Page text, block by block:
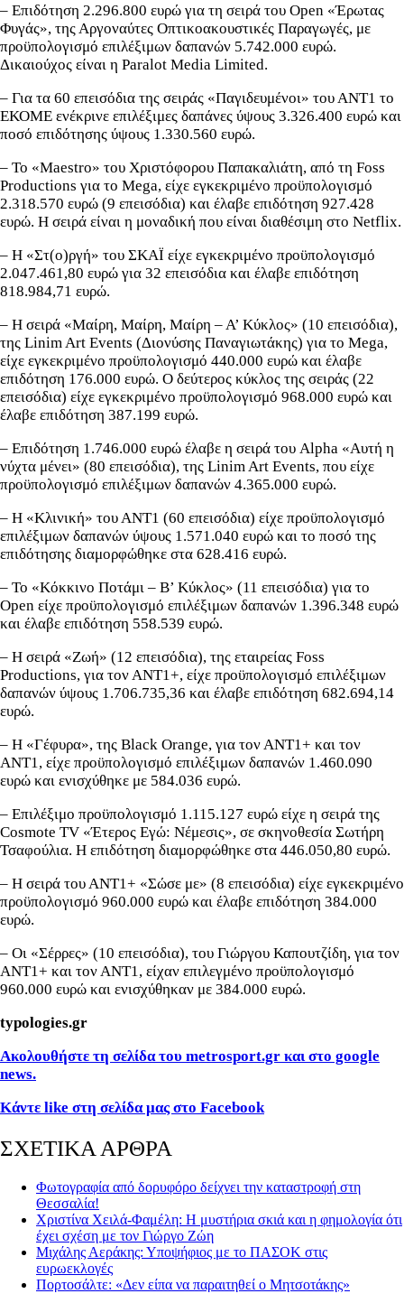
– Επιδότηση 2.296.800 ευρώ για τη σειρά του Open «Έρωτας
Φυγάς», της Αργοναύτες Οπτικοακουστικές Παραγωγές, με
προϋπολογισμό επιλέξιμων δαπανών 5.742.000 ευρώ.
Δικαιούχος είναι η Paralot Media Limited.
– Για τα 60 επεισόδια της σειράς «Παγιδευμένοι» του ΑΝΤ1 το
ΕΚΟΜΕ ενέκρινε επιλέξιμες δαπάνες ύψους 3.326.400 ευρώ και
ποσό επιδότησης ύψους 1.330.560 ευρώ.
– Το «Maestro» του Χριστόφορου Παπακαλιάτη, από τη Foss
Productions για το Mega, είχε εγκεκριμένο προϋπολογισμό
2.318.570 ευρώ (9 επεισόδια) και έλαβε επιδότηση 927.428
ευρώ. Η σειρά είναι η μοναδική που είναι διαθέσιμη στο Netflix.
– H «Στ(ο)ργή» του ΣΚΑΪ είχε εγκεκριμένο προϋπολογισμό
2.047.461,80 ευρώ για 32 επεισόδια και έλαβε επιδότηση
818.984,71 ευρώ.
– Η σειρά «Μαίρη, Μαίρη, Μαίρη – Α’ Κύκλος» (10 επεισόδια),
της Linim Art Events (Διονύσης Παναγιωτάκης) για το Mega,
είχε εγκεκριμένο προϋπολογισμό 440.000 ευρώ και έλαβε
επιδότηση 176.000 ευρώ. Ο δεύτερος κύκλος της σειράς (22
επεισόδια) είχε εγκεκριμένο προϋπολογισμό 968.000 ευρώ και
έλαβε επιδότηση 387.199 ευρώ.
– Επιδότηση 1.746.000 ευρώ έλαβε η σειρά του Alpha «Αυτή η
νύχτα μένει» (80 επεισόδια), της Linim Art Events, που είχε
προϋπολογισμό επιλέξιμων δαπανών 4.365.000 ευρώ.
– Η «Κλινική» του ΑΝΤ1 (60 επεισόδια) είχε προϋπολογισμό
επιλέξιμων δαπανών ύψους 1.571.040 ευρώ και το ποσό της
επιδότησης διαμορφώθηκε στα 628.416 ευρώ.
– Το «Κόκκινο Ποτάμι – Β’ Κύκλος» (11 επεισόδια) για το
Open είχε προϋπολογισμό επιλέξιμων δαπανών 1.396.348 ευρώ
και έλαβε επιδότηση 558.539 ευρώ.
– Η σειρά «Ζωή» (12 επεισόδια), της εταιρείας Foss
Productions, για τον ΑΝΤ1+, είχε προϋπολογισμό επιλέξιμων
δαπανών ύψους 1.706.735,36 και έλαβε επιδότηση 682.694,14
ευρώ.
– Η «Γέφυρα», της Black Orange, για τον ΑΝΤ1+ και τον
ΑΝΤ1, είχε προϋπολογισμό επιλέξιμων δαπανών 1.460.090
ευρώ και ενισχύθηκε με 584.036 ευρώ.
– Επιλέξιμο προϋπολογισμό 1.115.127 ευρώ είχε η σειρά της
Cosmote TV «Έτερος Εγώ: Νέμεσις», σε σκηνοθεσία Σωτήρη
Τσαφούλια. Η επιδότηση διαμορφώθηκε στα 446.050,80 ευρώ.
– Η σειρά του ΑΝΤ1+ «Σώσε με» (8 επεισόδια) είχε εγκεκριμένο
προϋπολογισμό 960.000 ευρώ και έλαβε επιδότηση 384.000
ευρώ.
– Οι «Σέρρες» (10 επεισόδια), του Γιώργου Καπουτζίδη, για τον
ΑΝΤ1+ και τον ΑΝΤ1, είχαν επιλεγμένο προϋπολογισμό
960.000 ευρώ και ενισχύθηκαν με 384.000 ευρώ.
typologies.gr
Ακολουθήστε τη σελίδα του metrosport.gr και στο google
news.
Κάντε like στη σελίδα μας στο Facebook
ΣΧΕΤΙΚΑ ΑΡΘΡΑ
Φωτογραφία από δορυφόρο δείχνει την καταστροφή στη
Θεσσαλία!
Χριστίνα Χειλά-Φαμέλη: Η μυστήρια σκιά και η φημολογία ότι
έχει σχέση με τον Γιώργο Ζώη
Μιχάλης Αεράκης: Υποψήφιος με το ΠΑΣΟΚ στις
ευρωεκλογές
Πορτοσάλτε: «Δεν είπα να παραιτηθεί ο Μητσοτάκης»